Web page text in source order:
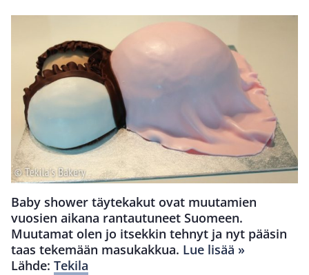
Baby shower täytekakut ovat muutamien
vuosien aikana rantautuneet Suomeen.
Muutamat olen jo itsekkin tehnyt ja nyt pääsin
taas tekemään masukakkua. Lue lisää »
Lähde: Tekila